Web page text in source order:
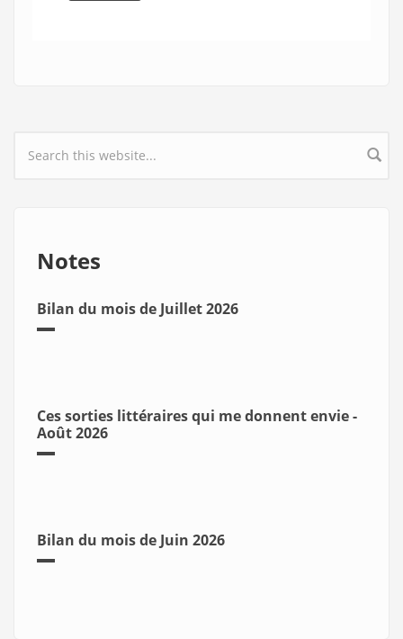
Search form
Notes
Bilan du mois de Juillet 2026
Ces sorties littéraires qui me donnent envie -
Août 2026
Bilan du mois de Juin 2026